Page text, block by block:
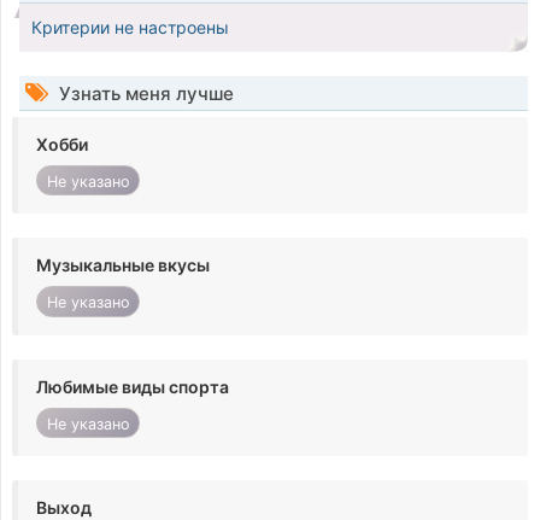
Критерии не настроены
Узнать меня лучше
Хобби
Не указано
Музыкальные вкусы
Не указано
Любимые виды спорта
Не указано
Выход